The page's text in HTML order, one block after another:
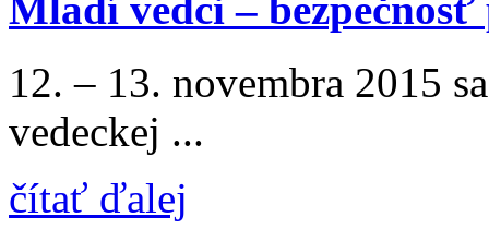
Mladí vedci –
12. – 13. novembra 2015
vedeckej ...
čítať ďalej